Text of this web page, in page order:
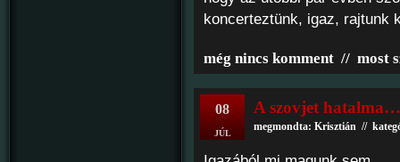
koncerteztünk, igaz, rajtunk
még nincs komment // most
08
JÚL
A szovjet
megmondta: Krisztián //